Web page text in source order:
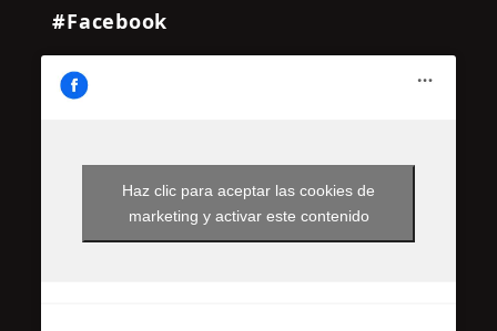
#Facebook
Haz clic para aceptar las cookies de
marketing y activar este contenido